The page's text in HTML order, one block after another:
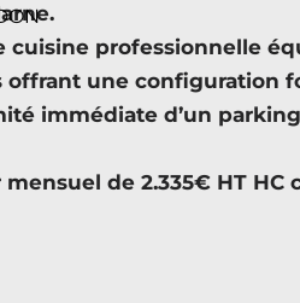
cuisine professionnelle
offrant une configuration
immédiate d’un
de 2.335€ HT